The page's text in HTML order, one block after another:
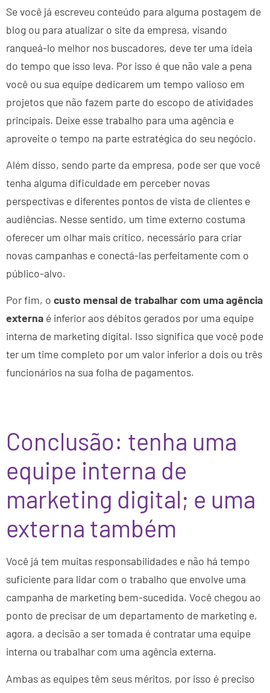
Se você já escreveu conteúdo para alguma postagem de
blog ou para atualizar o site da empresa, visando
ranqueá-lo melhor nos buscadores, deve ter uma ideia
do tempo que isso leva. Por isso é que não vale a pena
você ou sua equipe dedicarem um tempo valioso em
projetos que não fazem parte do escopo de atividades
principais. Deixe esse trabalho para uma agência e
aproveite o tempo na parte estratégica do seu negócio.
Além disso, sendo parte da empresa, pode ser que você
tenha alguma dificuldade em perceber novas
perspectivas e diferentes pontos de vista de clientes e
audiências. Nesse sentido, um time externo costuma
oferecer um olhar mais crítico, necessário para criar
novas campanhas e conectá-las perfeitamente com o
público-alvo.
Por fim, o custo mensal de trabalhar com uma agência
externa é inferior aos débitos gerados por uma equipe
interna de marketing digital. Isso significa que você pode
ter um time completo por um valor inferior a dois ou três
funcionários na sua folha de pagamentos.
Conclusão: tenha uma
equipe interna de
marketing digital; e uma
externa também
Você já tem muitas responsabilidades e não há tempo
suficiente para lidar com o trabalho que envolve uma
campanha de marketing bem-sucedida. Você chegou ao
ponto de precisar de um departamento de marketing e,
agora, a decisão a ser tomada é contratar uma equipe
interna ou trabalhar com uma agência externa.
Ambas as equipes têm seus méritos, por isso é preciso